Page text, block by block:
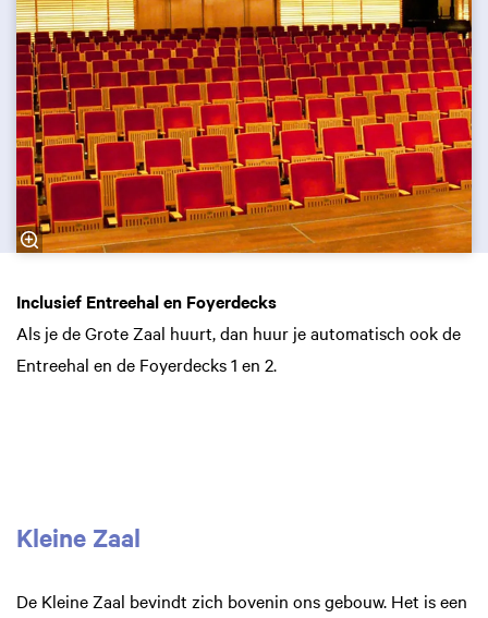
Inclusief Entreehal en Foyerdecks
Als je de Grote Zaal huurt, dan huur je automatisch ook de
Entreehal en de Foyerdecks 1 en 2.
Kleine Zaal
De Kleine Zaal bevindt zich bovenin ons gebouw. Het is een
Inzoomen